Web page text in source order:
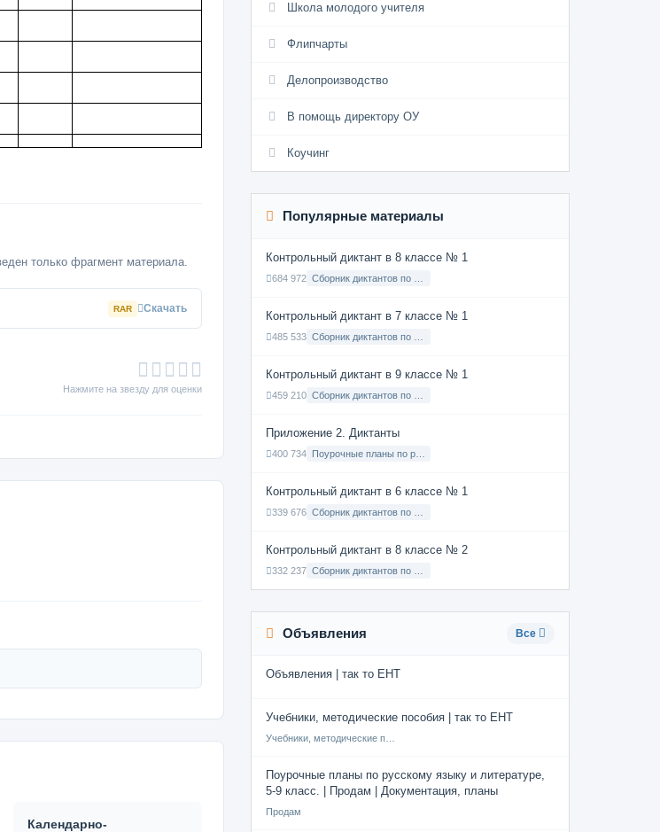
только фрагмент материала.
RAR Скачать
Нажмите на звезду для оценки
Календарно-
Школа молодого учителя
Флипчарты
Делопроизводство
В помощь директору ОУ
Коучинг
Популярные материалы
Контрольный диктант в 8 классе № 1
684 972
Контрольный диктант в 7 классе № 1
485 533
Контрольный диктант в 9 классе № 1
459 210
Приложение 2. Диктанты
400 734
Контрольный диктант в 6 классе № 1
339 676
Контрольный диктант в 8 классе № 2
332 237
Объявления Все
Объявления | так то ЕНТ
Учебники, методические пособия | так то ЕНТ
Поурочные планы по русскому языку и литературе,
5-9 класс. | Продам | Документация, планы
Продам